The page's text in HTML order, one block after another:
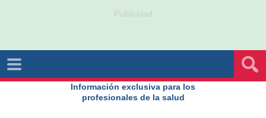
Publicidad
Información exclusiva para los
profesionales de la salud